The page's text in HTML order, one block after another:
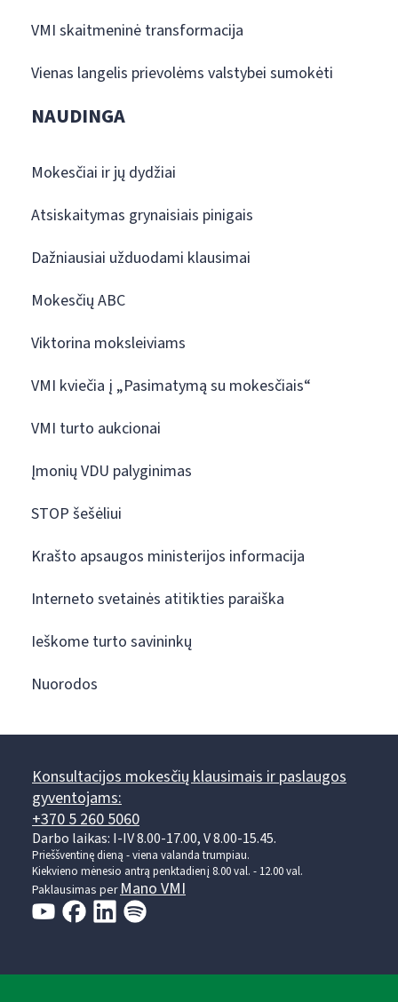
VMI skaitmeninė transformacija
Vienas langelis prievolėms valstybei sumokėti
NAUDINGA
Mokesčiai ir jų dydžiai
Atsiskaitymas grynaisiais pinigais
Dažniausiai užduodami klausimai
Mokesčių ABC
Viktorina moksleiviams
VMI kviečia į „Pasimatymą su mokesčiais“
VMI turto aukcionai
Įmonių VDU palyginimas
STOP šešėliui
Krašto apsaugos ministerijos informacija
Interneto svetainės atitikties paraiška
Ieškome turto savininkų
Nuorodos
Konsultacijos mokesčių klausimais ir paslaugos
gyventojams:
+370 5 260 5060
Darbo laikas: I-IV 8.00-17.00, V 8.00-15.45.
Prieššventinę dieną - viena valanda trumpiau.
Kiekvieno mėnesio antrą penktadienį 8.00 val. - 12.00 val.
Paklausimas perMano VMI